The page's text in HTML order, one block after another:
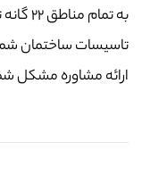
به
تاسیسات ساختمان
ارائه مشاوره مشکل